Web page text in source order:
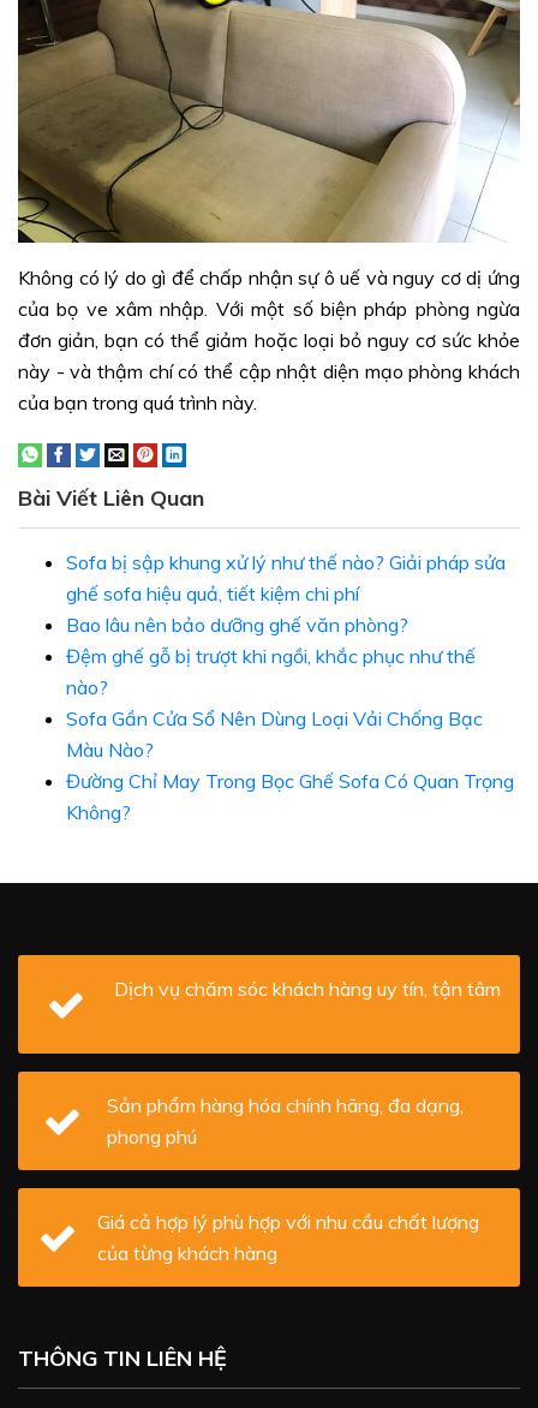
Không có lý do gì để chấp nhận sự ô uế và nguy cơ dị ứng
của bọ ve xâm nhập. Với một số biện pháp phòng ngừa
đơn giản, bạn có thể giảm hoặc loại bỏ nguy cơ sức khỏe
này - và thậm chí có thể cập nhật diện mạo phòng khách
của bạn trong quá trình này.
Bài Viết Liên Quan
Sofa bị sập khung xử lý như thế nào? Giải pháp sửa
ghế sofa hiệu quả, tiết kiệm chi phí
Bao lâu nên bảo dưỡng ghế văn phòng?
Đệm ghế gỗ bị trượt khi ngồi, khắc phục như thế
nào?
Sofa Gần Cửa Sổ Nên Dùng Loại Vải Chống Bạc
Màu Nào?
Đường Chỉ May Trong Bọc Ghế Sofa Có Quan Trọng
Không?
Dịch vụ chăm sóc khách hàng uy tín, tận tâm
Sản phẩm hàng hóa chính hãng, đa dạng,
phong phú
Giá cả hợp lý phù hợp với nhu cầu chất lượng
của từng khách hàng
THÔNG TIN LIÊN HỆ